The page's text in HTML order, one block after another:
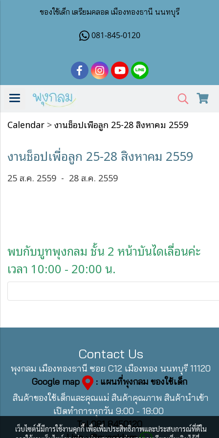
ของใช้เด็ก เตรียมคลอด เมืองทองธานี นนทบุรี
081-845-0120
Calendar >งานช็อปเพื่อลูก 25-28 สิงหาคม 2559
งานช็อปเพื่อลูก 25-28 สิงหาคม 2559
25 ส.ค. 2559 - 28 ส.ค. 2559
พบกับบูทพุงกลม ชั้น 2 หน้าบันไดเลื่อนค่ะ
เวลา 10:00 - 20:00 น.
Contact Us
พุงกลม เมืองทองธานี ซอย C12 เมืองทอง นนทบุรี 11120
Google map
: แผนที่พุงกลม ของใช้เด็ก
สินค้าของใช้เด็กและคุณแม่ สินค้าคุณภาพ สินค้านำเข้า
เปิดทำการทุกวัน 9:00 - 18:00
Tel 081 8450120
เว็บไซต์นี้มีการใช้งานคุกกี้ เพื่อเพิ่มประสิทธิภาพและประสบการณ์ที่ดีใน